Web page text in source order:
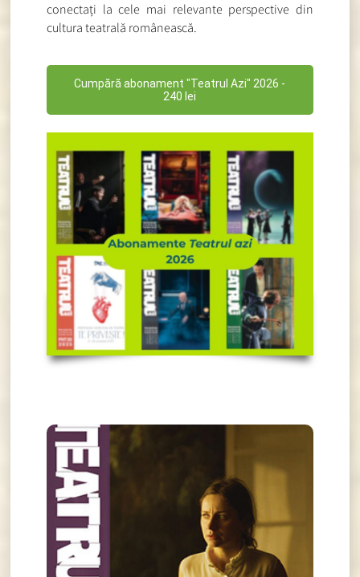
conectați la cele mai relevante perspective din
cultura teatrală românească.
Cumpără abonament "Teatrul Azi" 2026 -
240 lei